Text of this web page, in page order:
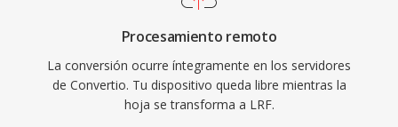
Procesamiento remoto
La conversión ocurre íntegramente en los servidores
de Convertio. Tu dispositivo queda libre mientras la
hoja se transforma a LRF.